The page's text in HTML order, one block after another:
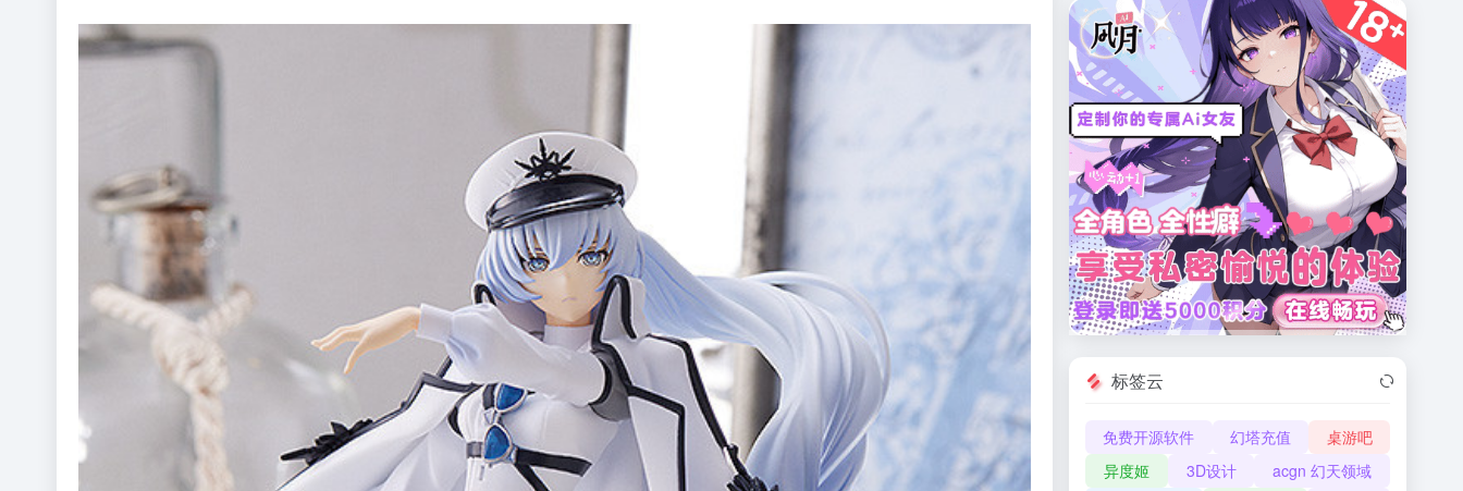
标签云
免费开源软件 幻塔充值
桌游吧
异度姬
3D设计
acgn 幻天领域